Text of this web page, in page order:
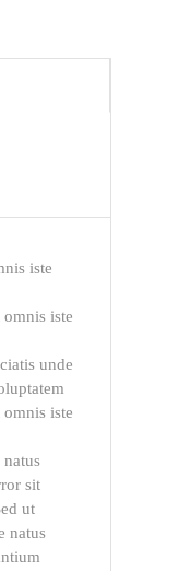
iste
iste
unde
iste
sit
ut
natus